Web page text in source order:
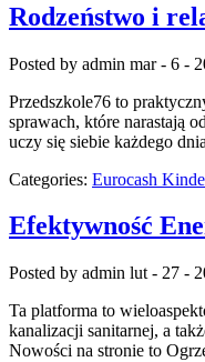
Rodzeństwo i
Posted by admin mar - 6 -
Przedszkole76 to
sprawach, które narastają
uczy się siebie każdego
Categories: Eurocash
Efektywność
Posted by admin lut - 27 -
Ta platforma to
kanalizacji sanitarnej, a
Nowości na stronie to